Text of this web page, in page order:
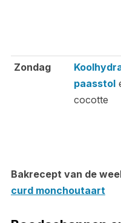
Zondag
paasstol
cocotte
Bakrecept van de
curd monchoutaart